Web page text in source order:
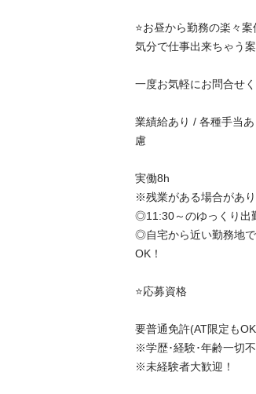
⭐️お昼から勤務の楽々
気分で仕事出来ちゃう
一度お気軽にお問合せく
業績給あり / 各種手当
慮
実働8h
※残業がある場合があり
◎11:30～のゆっくり出
◎自宅から近い勤務地
OK！
⭐️応募資格
要普通免許(AT限定も
※学歴･経験･年齢一切不
※未経験者大歓迎！